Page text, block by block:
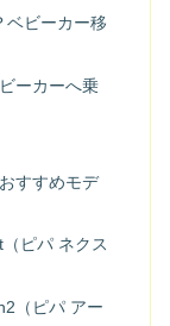
ベビーカー移
ーカーへ乗
すすめモデ
ピパ ネクス
（ピパ アー